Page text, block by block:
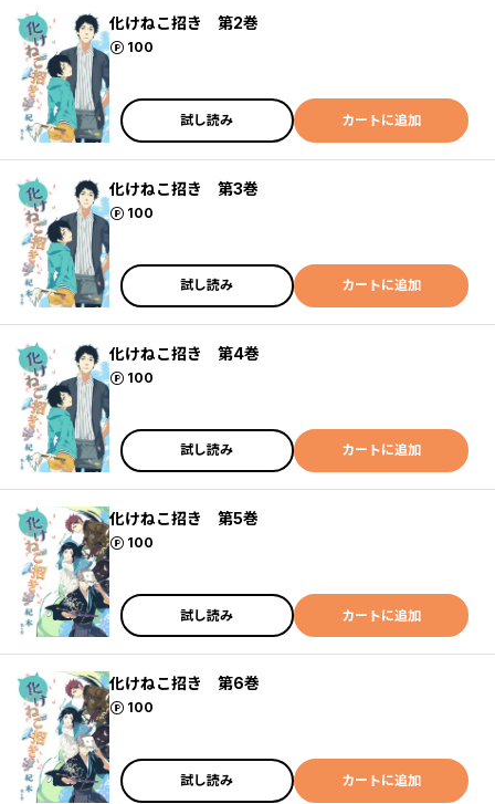
化けねこ招き 第2巻
100
ポイント
試し読み カートに追加
化けねこ招き 第3巻
100
ポイント
試し読み カートに追加
化けねこ招き 第4巻
100
ポイント
試し読み カートに追加
化けねこ招き 第5巻
100
ポイント
試し読み カートに追加
化けねこ招き 第6巻
100
ポイント
試し読み カートに追加